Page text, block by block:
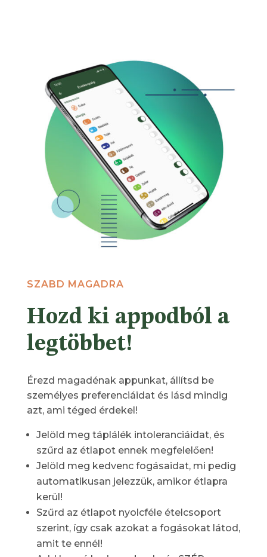
SZABD MAGADRA
Hozd ki appodból a
legtöbbet!
Érezd magadénak appunkat, állítsd be
személyes preferenciáidat és lásd mindig
azt, ami téged érdekel!
Jelöld meg táplálék intoleranciáidat, és
szűrd az étlapot ennek megfelelően!
Jelöld meg kedvenc fogásaidat, mi pedig
automatikusan jelezzük, amikor étlapra
kerül!
Szűrd az étlapot nyolcféle ételcsoport
szerint, így csak azokat a fogásokat látod,
amit te ennél!